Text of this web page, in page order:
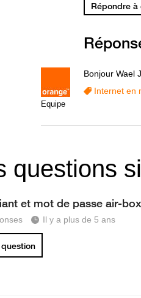
Répondre
Equipe
Bonjour Wael
Internet en
questions
et mot de passe air-box
Il y a plus de 5 ans